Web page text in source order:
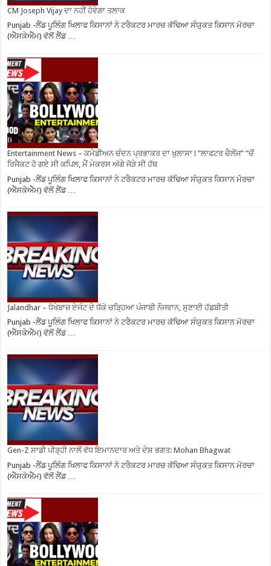
CM Joseph Vijay ਦਾ ਨਹੀਂ ਹੋਵੇਗਾ ਤਲਾਕ
Punjab -ਲੈਂਡ ਪੂਲਿੰਗ ਖਿਲਾਫ ਕਿਸਾਨਾਂ ਨੇ ਟਰੈਕਟਰ ਮਾਰਚ ਕੱਢਿਆ ਸੰਯੁਕਤ ਕਿਸਾਨ ਮੋਰਚਾ
(ਐੱਸਕੇਐੱਮ) ਵੱਲੋਂ ਲੈਂਡ …
Entertainment News – ਕਮੇਡੀਅਨ ਚੰਦਨ ਪ੍ਰਭਾਕਰ ਦਾ ਖੁਲਾਸਾ ! ”ਲਾਫਟਰ ਚੈਲੇਂਜ” ”ਚੋਂ
ਰਿਜੈਕਟ ਹੋ ਗਏ ਸੀ ਕਪਿਲ, ਮੈਂ ਮੇਕਰਸ ਅੱਗੇ ਜੋੜੇ ਸੀ ਹੱਥ
Punjab -ਲੈਂਡ ਪੂਲਿੰਗ ਖਿਲਾਫ ਕਿਸਾਨਾਂ ਨੇ ਟਰੈਕਟਰ ਮਾਰਚ ਕੱਢਿਆ ਸੰਯੁਕਤ ਕਿਸਾਨ ਮੋਰਚਾ
(ਐੱਸਕੇਐੱਮ) ਵੱਲੋਂ ਲੈਂਡ …
Jalandhar – ਧੋਖੇਬਾਜ਼ ਏਜੰਟ ਦੇ ਧੱਕੇ ਚੜ੍ਹਿਆ ਪੰਜਾਬੀ ਨੌਜਵਾਨ, ਸੁਣਾਈ ਹੱਡਬੀਤੀ
Punjab -ਲੈਂਡ ਪੂਲਿੰਗ ਖਿਲਾਫ ਕਿਸਾਨਾਂ ਨੇ ਟਰੈਕਟਰ ਮਾਰਚ ਕੱਢਿਆ ਸੰਯੁਕਤ ਕਿਸਾਨ ਮੋਰਚਾ
(ਐੱਸਕੇਐੱਮ) ਵੱਲੋਂ ਲੈਂਡ …
Gen-Z ਸਾਡੀ ਪੀੜ੍ਹੀ ਨਾਲੋਂ ਵੱਧ ਇਮਾਨਦਾਰ ਅਤੇ ਦੇਸ਼ ਭਗਤ: Mohan Bhagwat
Punjab -ਲੈਂਡ ਪੂਲਿੰਗ ਖਿਲਾਫ ਕਿਸਾਨਾਂ ਨੇ ਟਰੈਕਟਰ ਮਾਰਚ ਕੱਢਿਆ ਸੰਯੁਕਤ ਕਿਸਾਨ ਮੋਰਚਾ
(ਐੱਸਕੇਐੱਮ) ਵੱਲੋਂ ਲੈਂਡ …